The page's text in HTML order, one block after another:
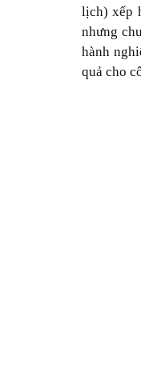
lịch) xếp
nhưng
hành
quả cho